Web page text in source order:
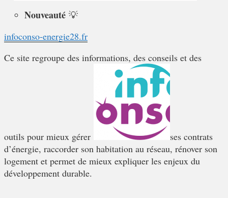
Nouveauté 💡
infoconso-energie28.fr
Ce site regroupe des informations, des conseils et des
outils pour mieux gérer
ses contrats
d’énergie, raccorder son habitation au réseau, rénover son
logement et permet de mieux expliquer les enjeux du
développement durable.